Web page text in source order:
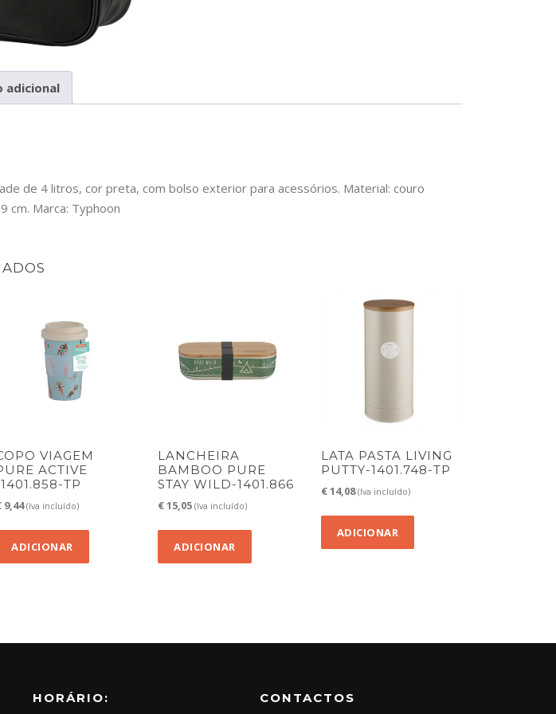
adicional
de 4 litros, cor preta, com bolso exterior para acessórios. Material: couro
cm. Marca: Typhoon
VIAGEM
ACTIVE
TP
9,44 (Iva incluído)
ADICIONAR
LANCHEIRA
BAMBOO PURE
STAY WILD-1401.866
€15,05 (Iva incluído)
ADICIONAR
LATA PASTA LIVING
PUTTY-1401.748-TP
€14,08 (Iva incluído)
ADICIONAR
HORÁRIO: CONTACTOS